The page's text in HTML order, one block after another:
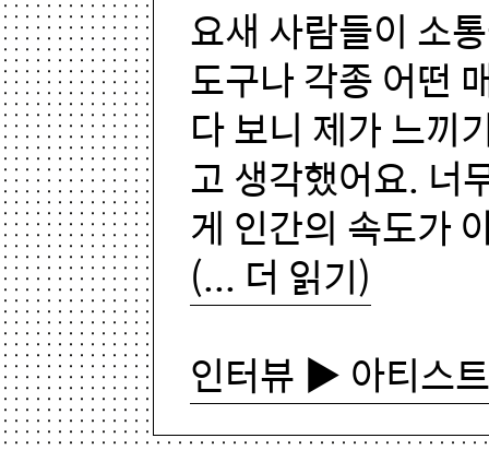
요새 사람들이 소
도구나 각종 어떤
다 보니 제가 느끼
고 생각했어요. 너
게 인간의 속도가
(... 더 읽기)
인터뷰 ▶ 아티스